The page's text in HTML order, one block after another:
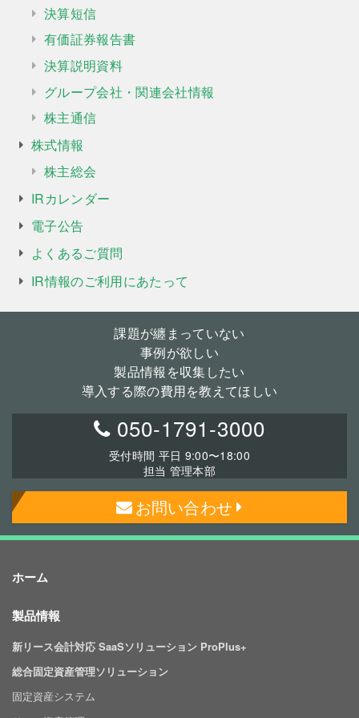
決算短信
有価証券報告書
決算説明資料
グループ会社・関連会社情報
株主通信
株式情報
株主総会
IRカレンダー
電子公告
よくあるご質問
IR情報のご利用にあたって
課題が纏まっていない
事例が欲しい
製品情報を収集したい
導入する際の費用を教えてほしい
050-1791-3000
受付時間 平日 9:00〜18:00
担当 管理本部
お問い合わせ
ホーム
製品情報
新リース会計対応 SaaSソリューション ProPlus+
総合固定資産管理ソリューション
固定資産システム